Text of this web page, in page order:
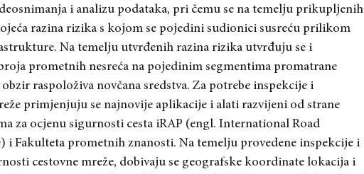
i analizu podataka, pri čemu se na temelju prikupljenih
razina rizika s kojom se pojedini sudionici susreću prilikom
Na temelju utvrđenih razina rizika utvrđuju se i
prometnih nesreća na pojedinim segmentima promatrane
obzir raspoloživa novčana sredstva. Za potrebe inspekcije i
primjenjuju se najnovije aplikacije i alati razvijeni od strane
za ocjenu sigurnosti cesta iRAP (engl. International Road
i Fakulteta prometnih znanosti. Na temelju provedene inspekcije i
cestovne mreže, dobivaju se geografske koordinate lokacija i